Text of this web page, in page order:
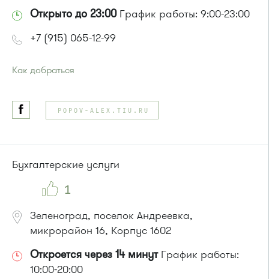
Открыто до 23:00График работы: 9:00-23:00
+7 (915) 065-12-99
Как добраться
Автобусы № 1, 3, 6, 7, 8, 10, 11, 12, 32, 29.
Маршрутка № 408м, 476м, 720м, 900, 903
Автобусы № 1, 8, 10, 12, 13, 15, 23, 29.
POPOV-ALEX.TIU.RU
Бухгалтерские услуги
1
Зеленоград, поселок Андреевка,
микрорайон 16, Корпус 1602
Откроется через 14 минутГрафик работы:
10:00-20:00